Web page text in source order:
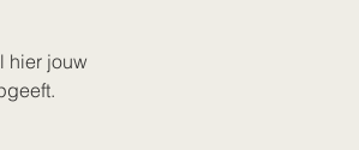
hier jouw